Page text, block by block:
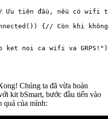
Ưu tiên đầu, nếu có wifi
{// Còn khi
ket noi ca wifi va
Chúng ta đã vừa hoàn
kit bSmart, bước đầu tiến vào
của mình: